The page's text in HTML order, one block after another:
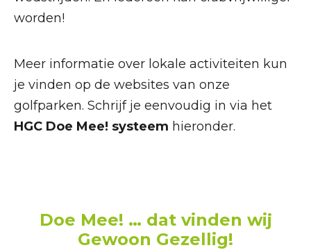
worden!
Meer informatie over lokale activiteiten kun
je vinden op de websites van onze
golfparken. Schrijf je eenvoudig in via het
HGC Doe Mee! systeem hieronder.
Doe Mee! … dat vinden wij
Gewoon Gezellig!